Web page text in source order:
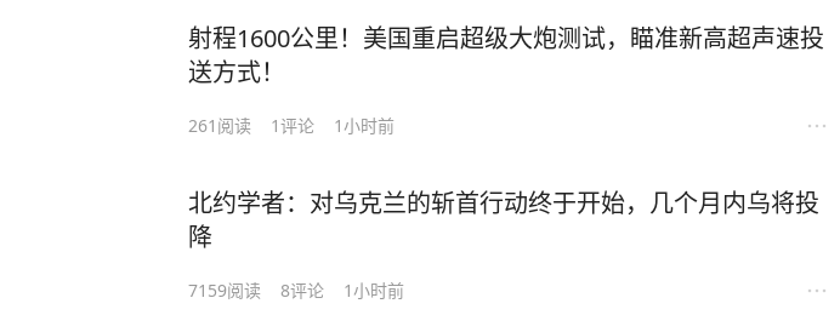
射程1600公里！美国重启超级大炮测试，瞄准新高超声速投
送方式！
261 阅读 1评论 1小时前
北约学者：对乌克兰的斩首行动终于开始，几个月内乌将投
降
7159阅读 8评论 1小时前